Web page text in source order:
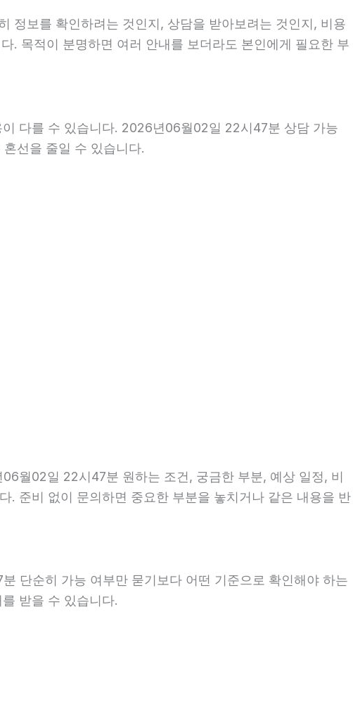
정보를 확인하려는 것인지, 상담을 받아보려는 것인지, 비용
. 목적이 분명하면 여러 안내를 보더라도 본인에게 필요한 부
다를 수 있습니다. 2026년06월02일 22시47분 상담 가능
선을 줄일 수 있습니다.
월02일 22시47분 원하는 조건, 궁금한 부분, 예상 일정, 비
. 준비 없이 문의하면 중요한 부분을 놓치거나 같은 내용을 반
단순히 가능 여부만 묻기보다 어떤 기준으로 확인해야 하는
받을 수 있습니다.